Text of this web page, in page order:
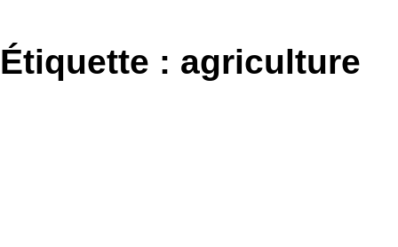
au
contenu
Étiquette : agriculture